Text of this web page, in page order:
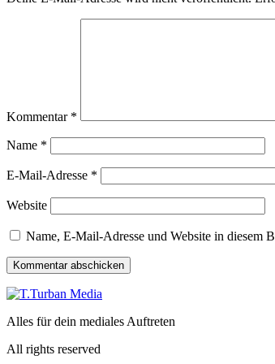
Kommentar *
Name *
E-Mail-Adresse *
Website
Name, E-Mail-Adresse und Website in diesem
Alles für dein mediales Auftreten
All rights reserved